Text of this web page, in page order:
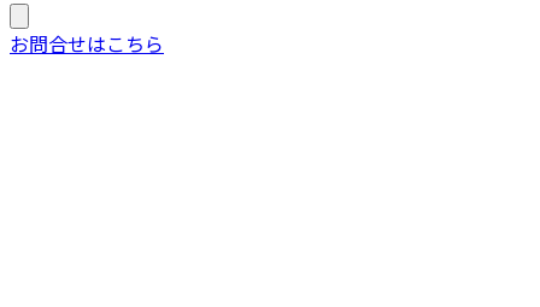
お問合せはこちら